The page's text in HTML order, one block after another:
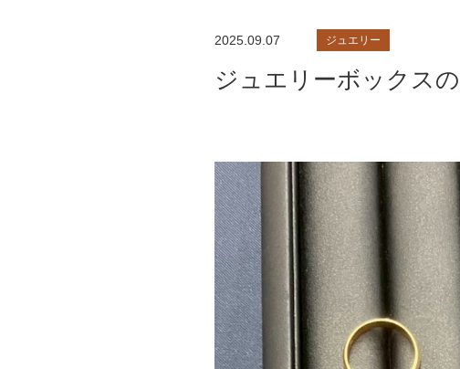
2025.09.07 ジュエリー
ジュエリーボックス